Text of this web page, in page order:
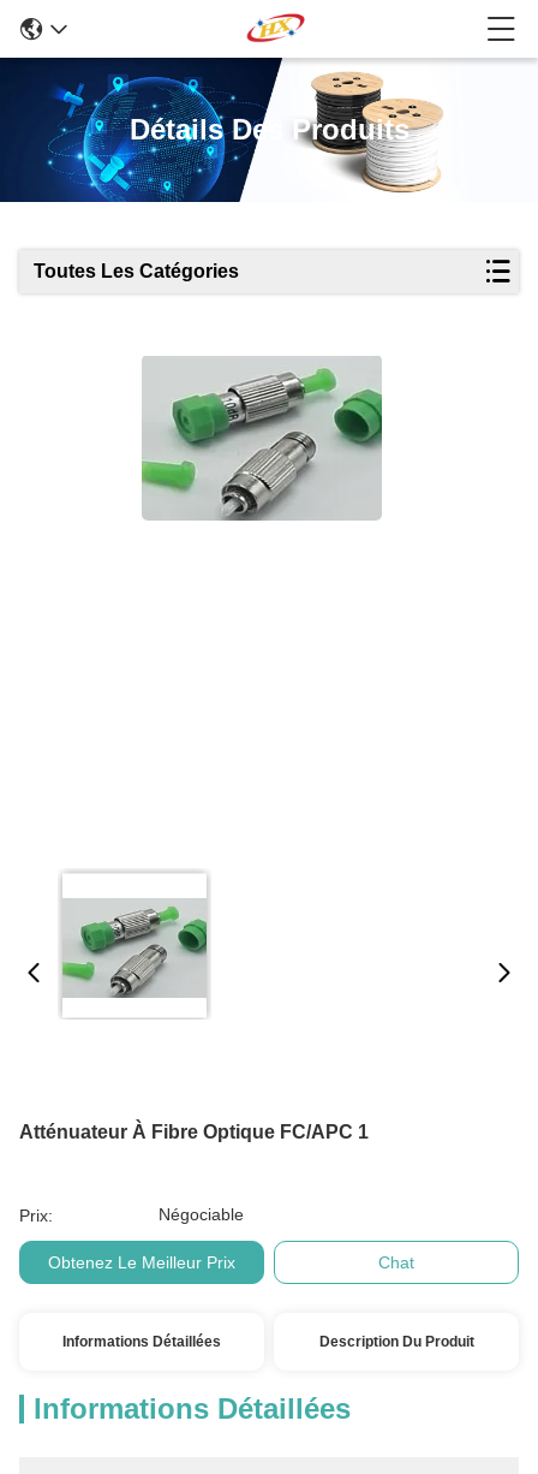
Détails Des Produits
Toutes Les Catégories
Atténuateur À Fibre Optique FC/APC 1
Prix: Négociable
Obtenez Le Meilleur Prix Chat
Informations Détaillées Description Du Produit
Informations Détaillées